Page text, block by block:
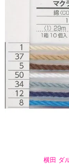
横田 ダ